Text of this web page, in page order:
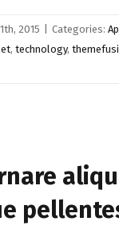
2015 Categories:
, technology,